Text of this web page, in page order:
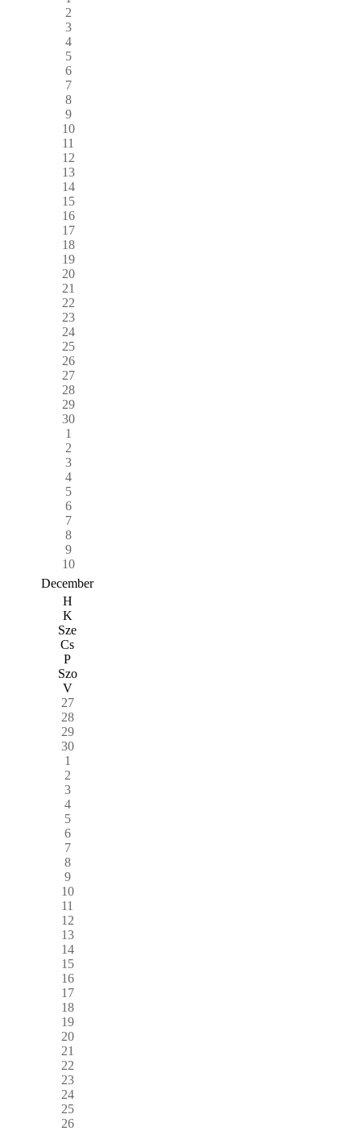
2
3
4
5
6
7
8
9
10
11
12
13
14
15
16
17
18
19
20
21
22
23
24
25
26
27
28
29
30
1
2
3
4
5
6
7
8
9
10
December
H
K
Sze
Cs
P
Szo
V
27
28
29
30
1
2
3
4
5
6
7
8
9
10
11
12
13
14
15
16
17
18
19
20
21
22
23
24
25
26